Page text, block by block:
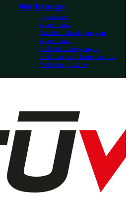
Werkzeuge
Impressum
Allgemeine
Geschäftsbedingungen
Allgemeine
Einkaufsbedingungen
Erklärung zum Datenschutz
MM Integrity Line